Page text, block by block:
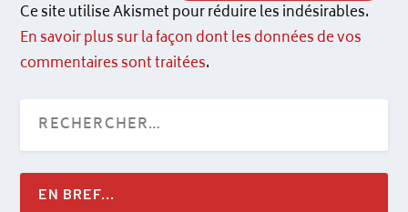
Ce site utilise Akismet pour réduire les indésirables.
En savoir plus sur la façon dont les données de vos
commentaires sont traitées.
EN BREF...